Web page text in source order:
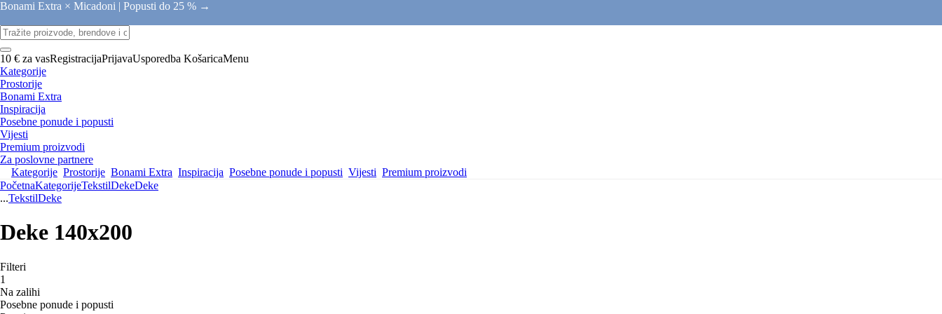
Bonami Extra × Micadoni | Popusti do 25 % →
10 € za vasRegistracijaPrijavaUsporedba KošaricaMenu
Kategorije
Prostorije
Bonami Extra
Inspiracija
Posebne ponude i popusti
Vijesti
Premium proizvodi
Za poslovne partnere
Kategorije Prostorije Bonami Extra Inspiracija Posebne ponude i popusti Vijesti Premium proizvodi
PočetnaKategorijeTekstilDekeDeke
...TekstilDeke
Deke 140x200
Filteri
1
Na zalihi
Posebne ponude i popusti